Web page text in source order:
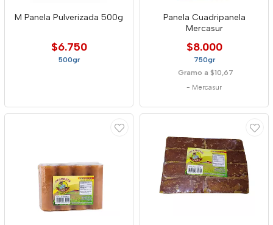
M Panela Pulverizada 500g
$6.750
500gr
Panela Cuadripanela
Mercasur
$8.000
750gr
Gramo a $10,67
- Mercasur